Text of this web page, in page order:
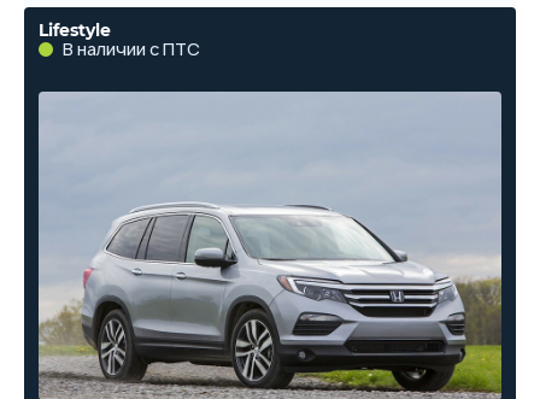
Lifestyle
В наличии с ПТС